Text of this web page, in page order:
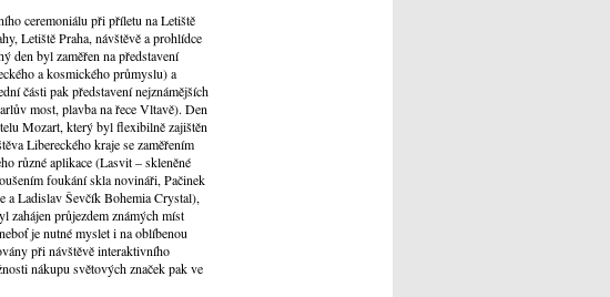
ceremoniálu při příletu na Letiště
Letiště Praha, návštěvě a prohlídce
den byl zaměřen na představení
a kosmického průmyslu) a
části pak představení nejznámějších
most, plavba na řece Vltavě). Den
Mozart, který byl flexibilně zajištěn
Libereckého kraje se zaměřením
různé aplikace (Lasvit – skleněné
foukání skla novináři, Pačinek
a Ladislav Ševčík Bohemia Crystal),
zahájen průjezdem známých míst
je nutné myslet i na oblíbenou
při návštěvě interaktivního
nákupu světových značek pak ve